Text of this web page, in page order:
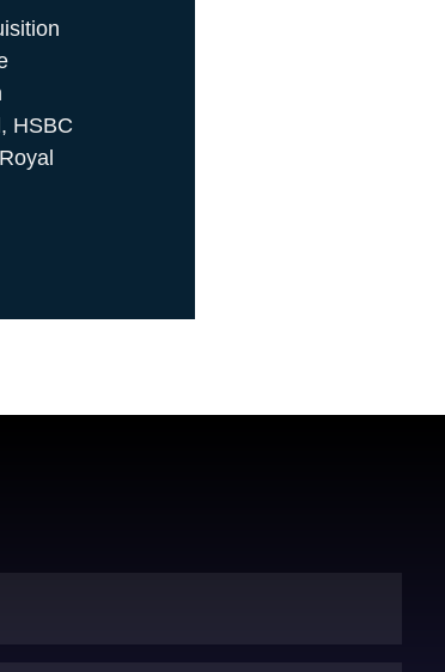
HSBC